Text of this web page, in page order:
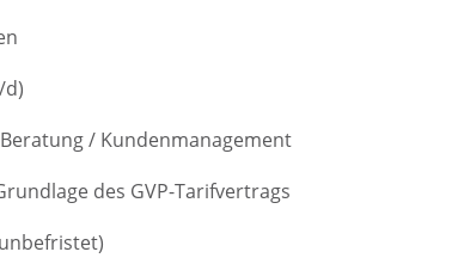
d)
/ Kundenmanagement
des GVP-Tarifvertrags